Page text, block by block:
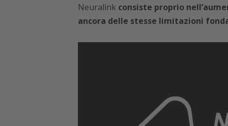
Neuralinkconsiste proprio
ancora delle stesse limitazioni